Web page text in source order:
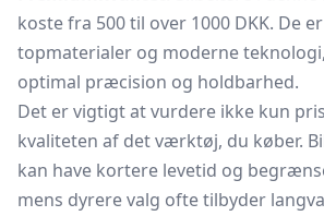
koste fra 500 til over 1000 DKK. De
topmaterialer og moderne
optimal præcision og holdbarhed.
Det er vigtigt at vurdere ikke kun
kvaliteten af det værktøj, du køber.
kan have kortere levetid og
mens dyrere valg ofte tilbyder